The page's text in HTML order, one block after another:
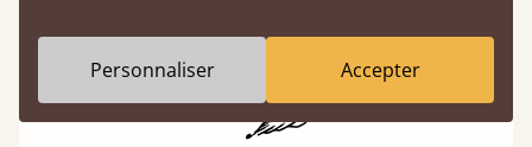
Personnaliser Accepter